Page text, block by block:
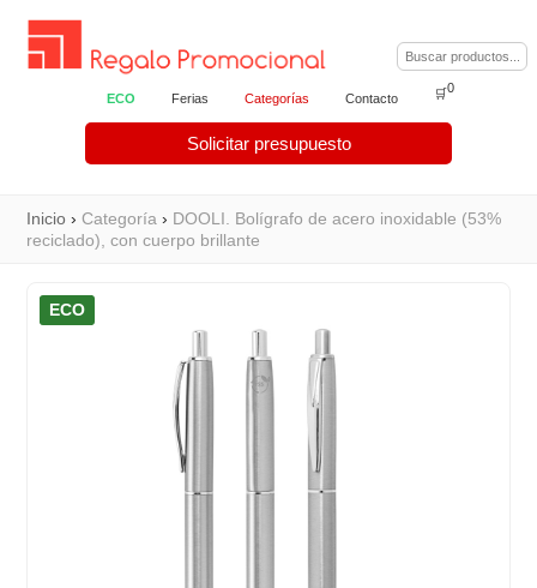
ECO Ferias Categorías Contacto
Solicitar presupuesto
🛒0
Inicio ›Categoría › DOOLI. Bolígrafo de acero inoxidable (53%
reciclado), con cuerpo brillante
ECO